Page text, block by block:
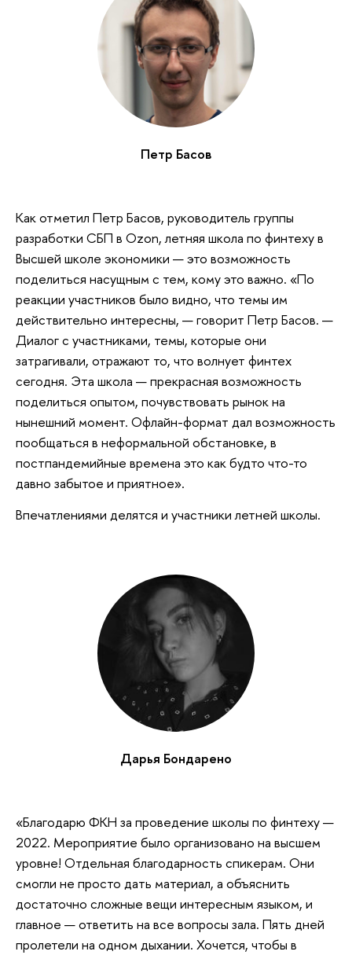
Петр Басов
Как отметил Петр Басов, руководитель группы
разработки СБП в Ozon, летняя школа по финтеху в
Высшей школе экономики — это возможность
поделиться насущным с тем, кому это важно. «По
реакции участников было видно, что темы им
действительно интересны, — говорит Петр Басов. —
Диалог с участниками, темы, которые они
затрагивали, отражают то, что волнует финтех
сегодня. Эта школа — прекрасная возможность
поделиться опытом, почувствовать рынок на
нынешний момент. Офлайн-формат дал возможность
пообщаться в неформальной обстановке, в
постпандемийные времена это как будто что-то
давно забытое и приятное».
Впечатлениями делятся и участники летней школы.
Дарья Бондарено
«Благодарю ФКН за проведение школы по финтеху —
2022. Мероприятие было организовано на высшем
уровне! Отдельная благодарность спикерам. Они
смогли не просто дать материал, а объяснить
достаточно сложные вещи интересным языком, и
главное — ответить на все вопросы зала. Пять дней
пролетели на одном дыхании. Хочется, чтобы в